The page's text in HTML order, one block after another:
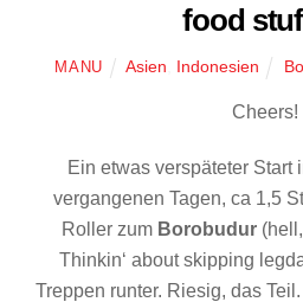
food
MANU Asien Indonesien
Cheers!
Ein etwas verspäteter Start
vergangenen Tagen, ca 1,5
Roller zum Borobudur(hell,
Thinkin‘ about skipping
Treppen runter. Riesig, das